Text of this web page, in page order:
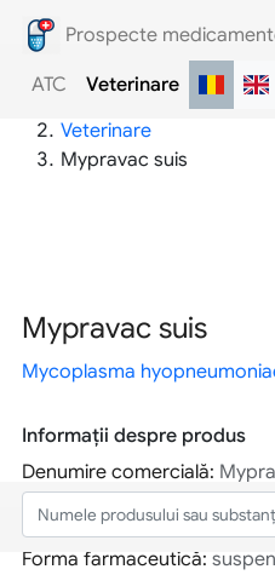
Prospecte
ATC Veterinare
Prospecte medicamente
Veterinare
Mypravac suis
Mypravac suis
Mycoplasma
Informații despre produs
Denumire comercială:
Substanţa activă:
Grupa terapeutică:Produse
Forma farmaceutică: